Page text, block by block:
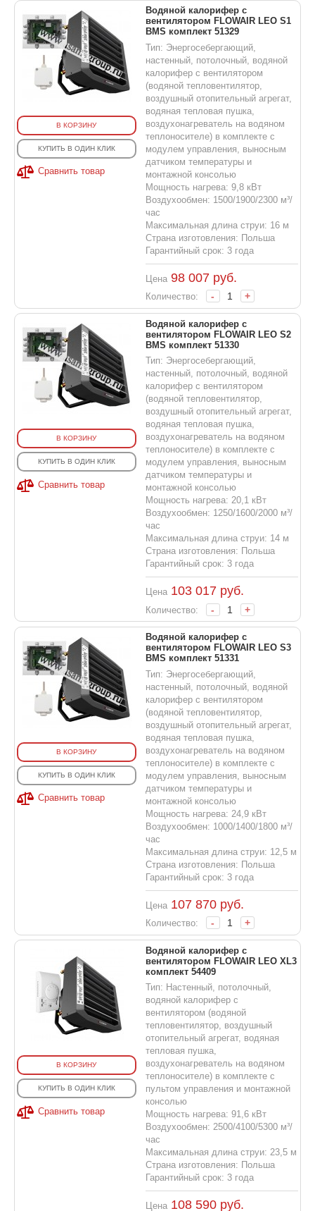
В КОРЗИНУ
КУПИТЬ В ОДИН КЛИК
Сравнить товар
Водяной калорифер с
вентилятором FLOWAIR LEO S1
BMS комплект 51329
Тип: Энергосебергающий,
настенный, потолочный, водяной
калорифер с вентилятором
(водяной тепловентилятор,
воздушный отопительный агрегат,
водяная тепловая пушка,
воздухонагреватель на водяном
теплоносителе) в комплекте с
модулем управления, выносным
датчиком температуры и
монтажной консолью
Мощность нагрева: 9,8 кВт
Воздухообмен: 1500/1900/2300 м³/
час
Максимальная длина струи: 16 м
Страна изготовления: Польша
Гарантийный срок: 3 года
Цена 98 007руб.
Количество: - +
В КОРЗИНУ
КУПИТЬ В ОДИН КЛИК
Сравнить товар
Водяной калорифер с
вентилятором FLOWAIR LEO S2
BMS комплект 51330
Тип: Энергосебергающий,
настенный, потолочный, водяной
калорифер с вентилятором
(водяной тепловентилятор,
воздушный отопительный агрегат,
водяная тепловая пушка,
воздухонагреватель на водяном
теплоносителе) в комплекте с
модулем управления, выносным
датчиком температуры и
монтажной консолью
Мощность нагрева: 20,1 кВт
Воздухообмен: 1250/1600/2000 м³/
час
Максимальная длина струи: 14 м
Страна изготовления: Польша
Гарантийный срок: 3 года
Цена 103 017руб.
Количество: - +
В КОРЗИНУ
КУПИТЬ В ОДИН КЛИК
Сравнить товар
Водяной калорифер с
вентилятором FLOWAIR LEO S3
BMS комплект 51331
Тип: Энергосебергающий,
настенный, потолочный, водяной
калорифер с вентилятором
(водяной тепловентилятор,
воздушный отопительный агрегат,
водяная тепловая пушка,
воздухонагреватель на водяном
теплоносителе) в комплекте с
модулем управления, выносным
датчиком температуры и
монтажной консолью
Мощность нагрева: 24,9 кВт
Воздухообмен: 1000/1400/1800 м³/
час
Максимальная длина струи: 12,5 м
Страна изготовления: Польша
Гарантийный срок: 3 года
Цена 107 870руб.
Количество: - +
В КОРЗИНУ
КУПИТЬ В ОДИН КЛИК
Сравнить товар
Водяной калорифер с
вентилятором FLOWAIR LEO XL3
комплект 54409
Тип: Настенный, потолочный,
водяной калорифер с
вентилятором (водяной
тепловентилятор, воздушный
отопительный агрегат, водяная
тепловая пушка,
воздухонагреватель на водяном
теплоносителе) в комплекте с
пультом управления и монтажной
консолью
Мощность нагрева: 91,6 кВт
Воздухообмен: 2500/4100/5300 м³/
час
Максимальная длина струи: 23,5 м
Страна изготовления: Польша
Гарантийный срок: 3 года
Цена 108 590руб.